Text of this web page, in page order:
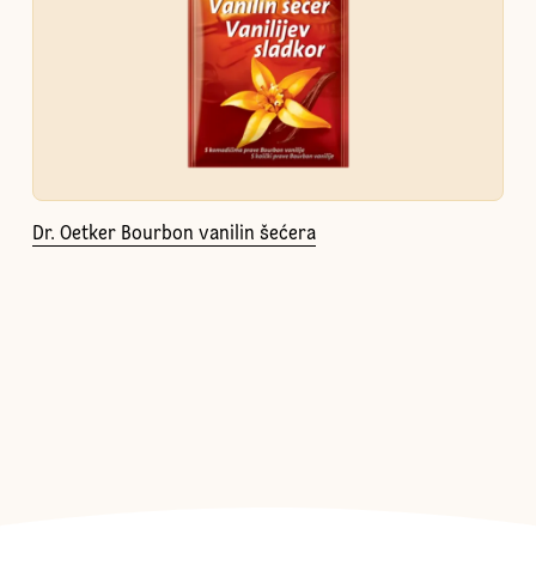
Dr. Oetker Bourbon vanilin šećera